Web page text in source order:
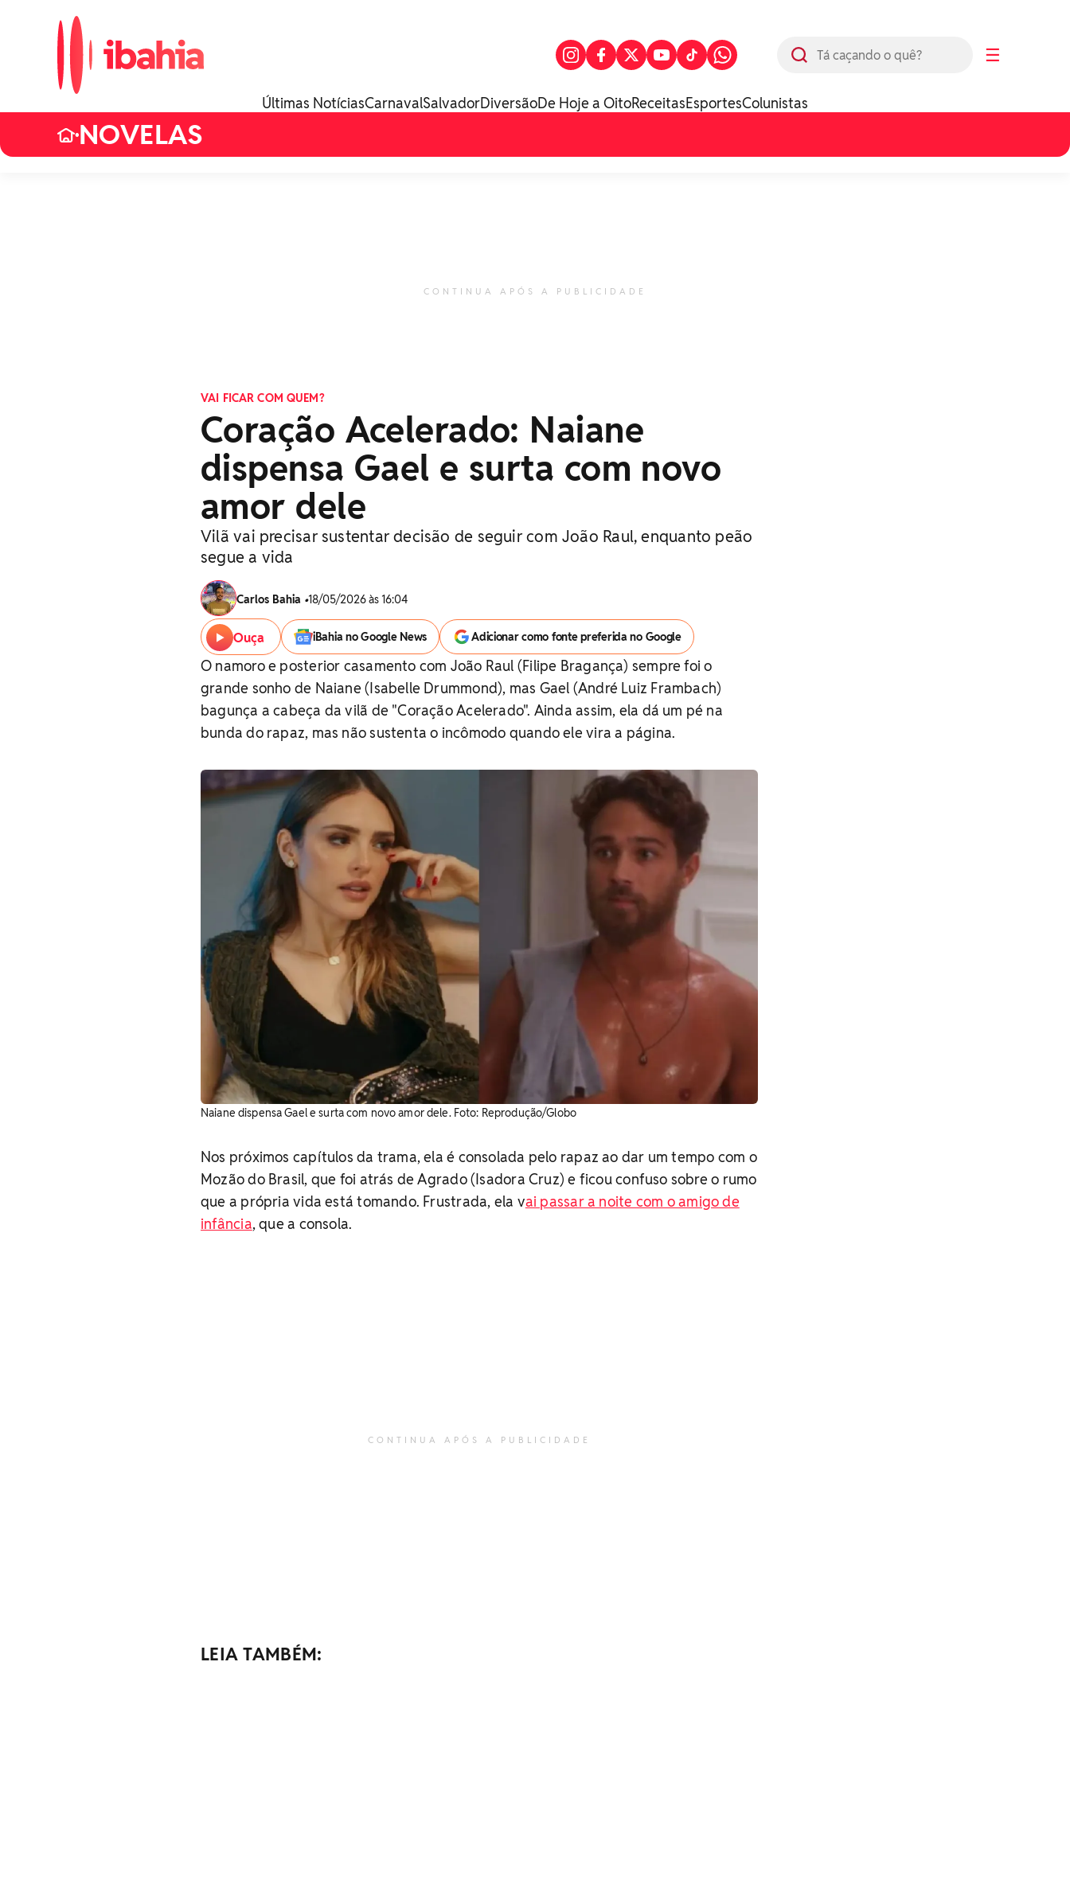
☰
Últimas NotíciasCarnavalSalvadorDiversãoDe Hoje a OitoReceitasEsportesColunistas
•NOVELAS
CONTINUA APÓS A PUBLICIDADE
VAI FICAR COM QUEM?
Coração Acelerado: Naiane
dispensa Gael e surta com novo
amor dele
Vilã vai precisar sustentar decisão de seguir com João Raul, enquanto peão
segue a vida
Carlos Bahia •18/05/2026 às 16:04
Ouça iBahia no Google News Adicionar como fonte preferida no Google
O namoro e posterior casamento com João Raul (Filipe Bragança) sempre foi o
grande sonho de Naiane (Isabelle Drummond), mas Gael (André Luiz Frambach)
bagunça a cabeça da vilã de "Coração Acelerado". Ainda assim, ela dá um pé na
bunda do rapaz, mas não sustenta o incômodo quando ele vira a página.
Naiane dispensa Gael e surta com novo amor dele. Foto: Reprodução/Globo
Nos próximos capítulos da trama, ela é consolada pelo rapaz ao dar um tempo com o
Mozão do Brasil, que foi atrás de Agrado (Isadora Cruz) e ficou confuso sobre o rumo
que a própria vida está tomando. Frustrada, ela vai passar a noite com o amigo de
infância, que a consola.
CONTINUA APÓS A PUBLICIDADE
LEIA TAMBÉM: